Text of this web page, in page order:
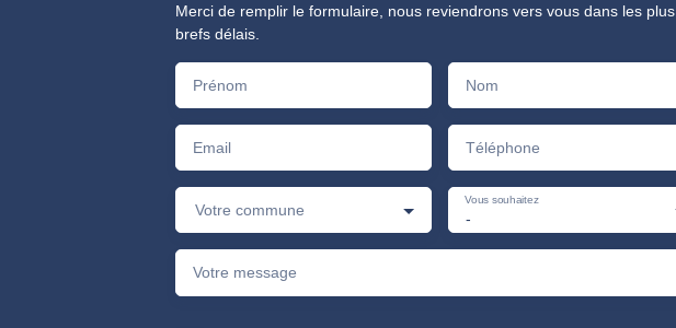
Merci de remplir le formulaire, nous reviendrons vers vous dans les plus
brefs délais.
Prénom Nom
Email Téléphone
Votre commune -
Vous souhaitez
Votre message